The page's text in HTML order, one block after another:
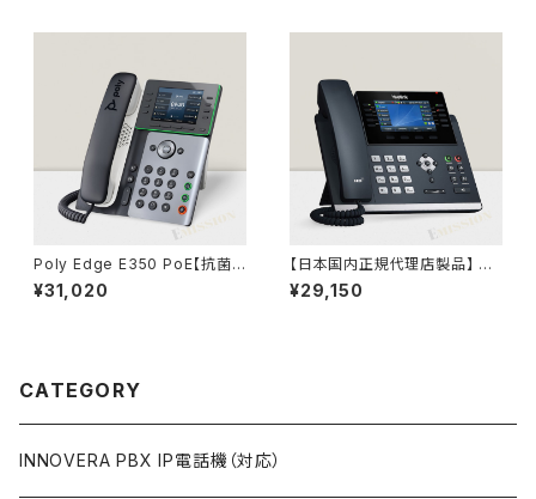
Poly Edge E350 PoE【抗菌
仕様、802.1x認証、NFC/Wifi/
Bluetooth対応】 82M89AA H
¥31,020
【日本国内正規代理店製品】 SI
P-T46U Yealink ギガビット IP
電話機 SIP電話機
¥29,150
CATEGORY
INNOVERA PBX IP電話機（対応）